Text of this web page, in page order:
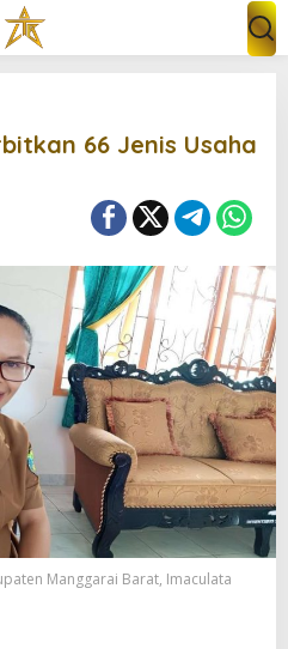
66 Jenis Usaha
Manggarai Barat, Imaculata